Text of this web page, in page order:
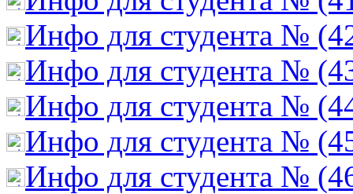
Инфо для студента №
Инфо для студента №
Инфо для студента №
Инфо для студента №
Инфо для студента №